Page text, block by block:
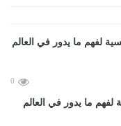
0
لفهم ما يدور في العالم